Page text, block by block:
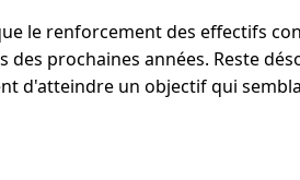
le renforcement des effectifs
des prochaines années. Reste
d'atteindre un objectif qui